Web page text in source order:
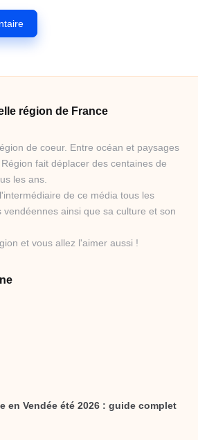
région de France
de coeur. Entre océan et paysages
fait déplacer des centaines de
les ans.
de ce média tous les
ainsi que sa culture et son
et vous allez l'aimer aussi !
en Vendée été 2026 : guide complet